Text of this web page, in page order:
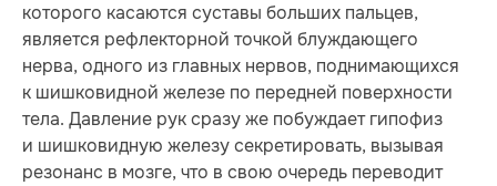
которого касаются суставы больших пальцев,
является рефлекторной точкой блуждающего
нерва, одного из главных нервов, поднимающихся
к шишковидной железе по передней поверхности
тела. Давление рук сразу же побуждает гипофиз
и шишковидную железу секретировать, вызывая
резонанс в мозге, что в свою очередь переводит